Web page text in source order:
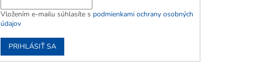
Vložením e-mailu súhlasíte s podmienkami ochrany osobných
údajov
PRIHLÁSIŤ SA